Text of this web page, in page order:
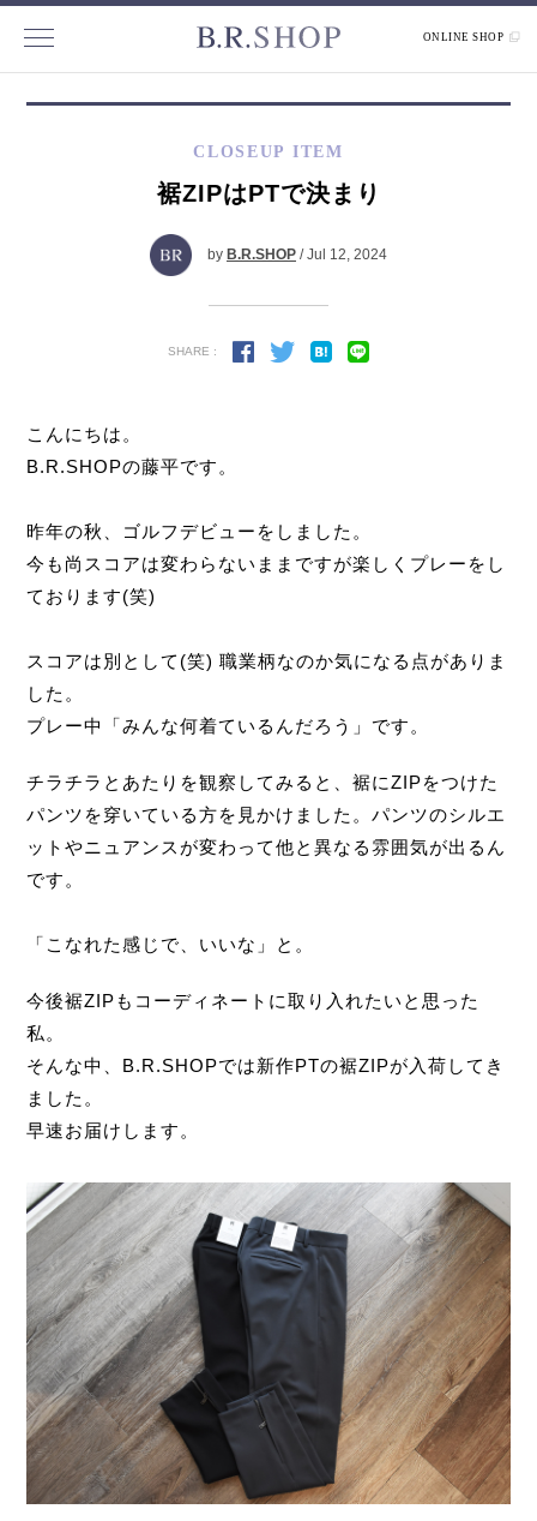
ONLINE SHOP
CLOSEUP ITEM
裾ZIPはPTで決まり
by B.R.SHOP / Jul 12, 2024
SHARE :
こんにちは。
B.R.SHOPの藤平です。
昨年の秋、ゴルフデビューをしました。
今も尚スコアは変わらないままですが楽しくプレーをし
ております(笑)
スコアは別として(笑) 職業柄なのか気になる点がありま
した。
プレー中「みんな何着ているんだろう」です。
チラチラとあたりを観察してみると、裾にZIPをつけた
パンツを穿いている方を見かけました。パンツのシルエ
ットやニュアンスが変わって他と異なる雰囲気が出るん
です。
「こなれた感じで、いいな」と。
今後裾ZIPもコーディネートに取り入れたいと思った
私。
そんな中、B.R.SHOPでは新作PTの裾ZIPが入荷してき
ました。
早速お届けします。